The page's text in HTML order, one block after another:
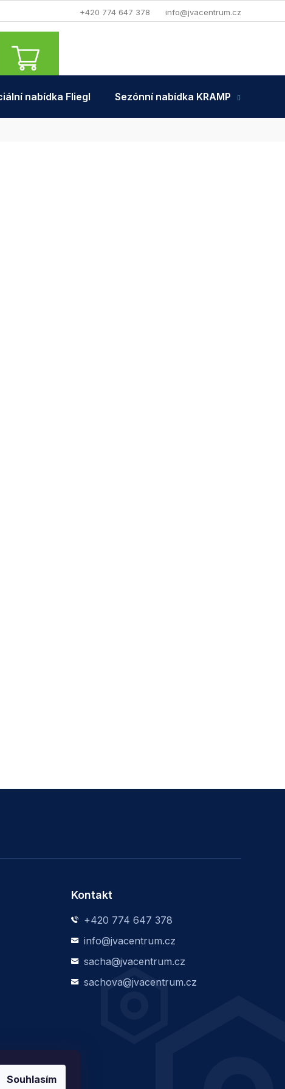
Souhlasím
+420 774 647 378 info@jvacentrum.cz
NÁKUPNÍ
KOŠÍK
nabídka Fliegl Sezónní nabídka KRAMP
Kontakt
+420 774 647 378
info@jvacentrum.cz
sacha@jvacentrum.cz
sachova@jvacentrum.cz